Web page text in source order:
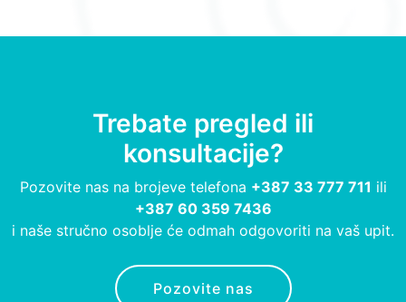
Trebate pregled ili
konsultacije?
Pozovite nas na brojeve telefona +387 33 777 711 ili
+387 60 359 7436
i naše stručno osoblje će odmah odgovoriti na vaš upit.
Pozovite nas